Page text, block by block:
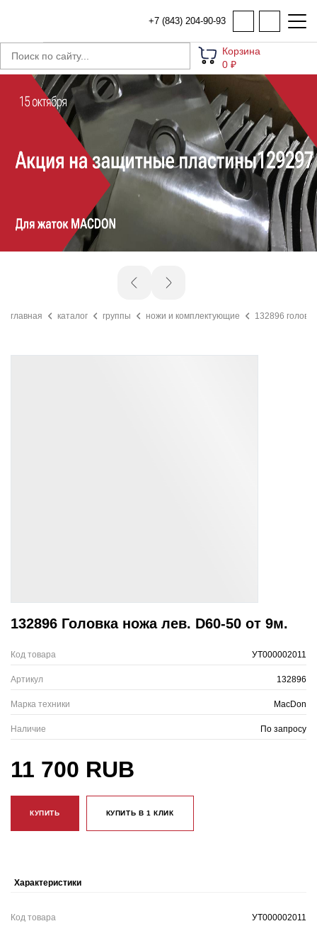
+7 (843) 204-90-93
Корзина
0 ₽
главная каталог группы ножи и комплектующие 132896
132896 Головка ножа лев. D60-50 от 9м.
Код товара УТ000002011
Артикул 132896
Марка техники MacDon
Наличие По запросу
11 700 RUB
КУПИТЬ КУПИТЬ В 1 КЛИК
Характеристики
Код товара УТ000002011